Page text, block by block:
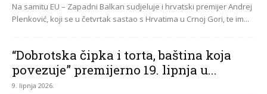
Na samitu EU – Zapadni Balkan sudjeluje i hrvatski premijer Andrej
Plenković, koji se u četvrtak sastao s Hrvatima u Crnoj Gori, te im...
“Dobrotska čipka i torta, baština koja
povezuje” premijerno 19. lipnja u...
9. lipnja 2026.